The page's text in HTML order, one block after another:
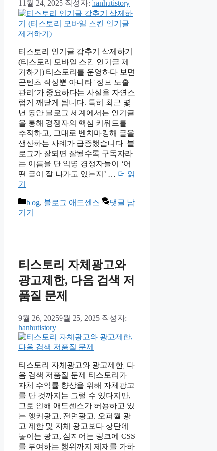
11월 24, 2025 작성자: hanhutistory
티스토리 인기글 감추기 삭제하기
(티스토리 모바일 스킨 인기글 제
거하기) 티스토리를 운영하다 보면
콘텐츠 작성뿐 아니라 ‘정보 노출
관리’가 중요하다는 사실을 자연스
럽게 깨닫게 됩니다. 특히 최근 몇
년 동안 블로그 세계에서는 인기글
을 통해 경쟁자의 핵심 키워드를
추적하고, 그대로 벤치마킹해 글을
생산하는 사례가 급증했습니다. 블
로그가 잘되면 잘될수록 구독자라
는 이름을 단 익명 경쟁자들이 ‘어
떤 글이 잘 나가고 있는지’ … 더 읽
기
카
테
blog, 블로그 애드센스
댓글 남
기기
티스토리 자체광고와
광고제한, 다음 검색 저
품질 문제
9월 26, 20259월 25, 2025 작성자:
hanhutistory
티스토리 자체광고와 광고제한, 다
음 검색 저품질 문제 티스토리가
자체 수익률 향상을 위해 자체광고
를 단 것까지는 그럴 수 있다지만,
그로 인해 애드센스가 허용하고 있
는 앵커광고, 전면광고, 오퍼월 광
고 제한 및 자체 광고보다 상단에
놓이는 광고, 심지어는 링크에 CSS
를 부여하는 행위까지 제재를 가하